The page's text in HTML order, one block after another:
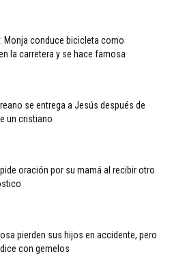
Monja conduce bicicleta como
la carretera y se hace famosa
se entrega a Jesús después de
un cristiano
oración por su mamá al recibir otro
pierden sus hijos en accidente, pero
con gemelos